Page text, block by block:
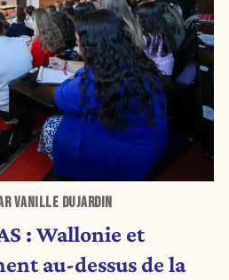
VANILLE DUJARDIN
: Wallonie et
au-dessus de la